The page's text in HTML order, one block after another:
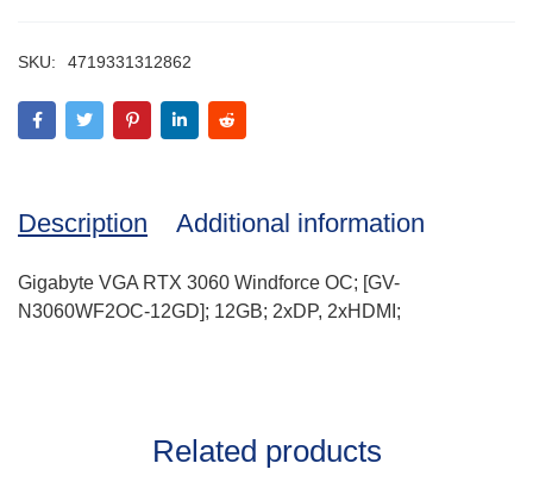
SKU: 4719331312862
Description Additional information
Gigabyte VGA RTX 3060 Windforce OC; [GV-
N3060WF2OC-12GD]; 12GB; 2xDP, 2xHDMI;
Related products